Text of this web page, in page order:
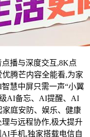
播与深度交互,8K点
腾芒内容全能看,为家
慧中屏只需一声“小翼
AI备忘、AI提醒、AI
庭安防、娱乐、健康
与远程协作,极大提升
手机,独家搭载电信自